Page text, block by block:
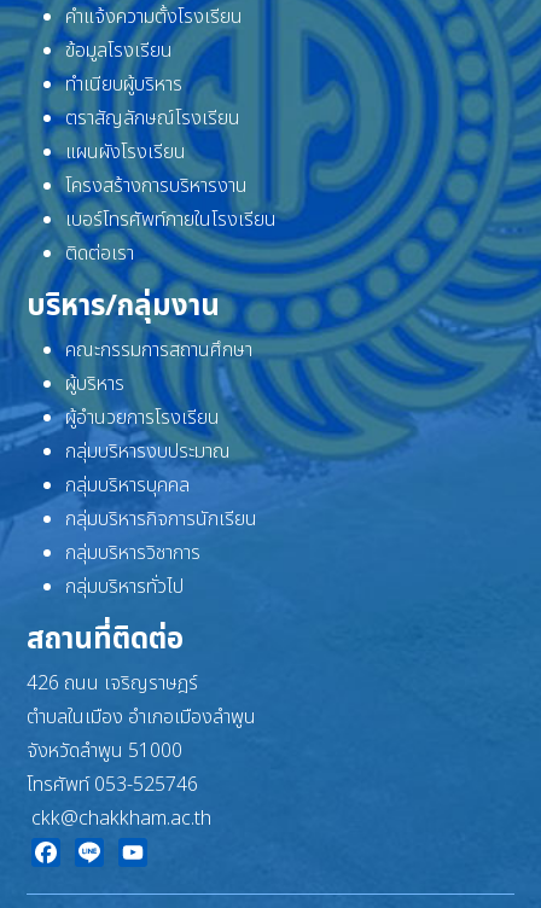
คำแจ้งความตั้งโรงเรียน
ข้อมูลโรงเรียน
ทำเนียบผู้บริหาร
ตราสัญลักษณ์โรงเรียน
แผนผังโรงเรียน
โครงสร้างการบริหารงาน
เบอร์โทรศัพท์ภายในโรงเรียน
ติดต่อเรา
บริหาร/กลุ่มงาน
คณะกรรมการสถานศึกษา
ผู้บริหาร
ผู้อำนวยการโรงเรียน
กลุ่มบริหารงบประมาณ
กลุ่มบริหารบุคคล
กลุ่มบริหารกิจการนักเรียน
กลุ่มบริหารวิชาการ
กลุ่มบริหารทั่วไป
สถานที่ติดต่อ
426 ถนน เจริญราษฎร์
ตำบลในเมือง อำเภอเมืองลำพูน
จังหวัดลำพูน 51000
โทรศัพท์ 053-525746
ckk@chakkham.ac.th